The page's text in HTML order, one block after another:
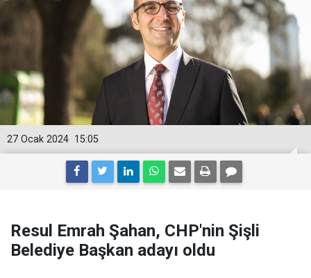
15:05
27 Ocak 2024
Resul Emrah Şahan, CHP'nin Şişli
Belediye Başkan adayı oldu